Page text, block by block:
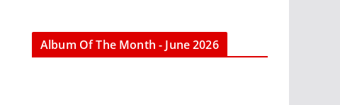
Album Of The Month - June 2026